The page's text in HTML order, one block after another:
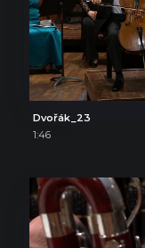
Dvořák_23
1:46